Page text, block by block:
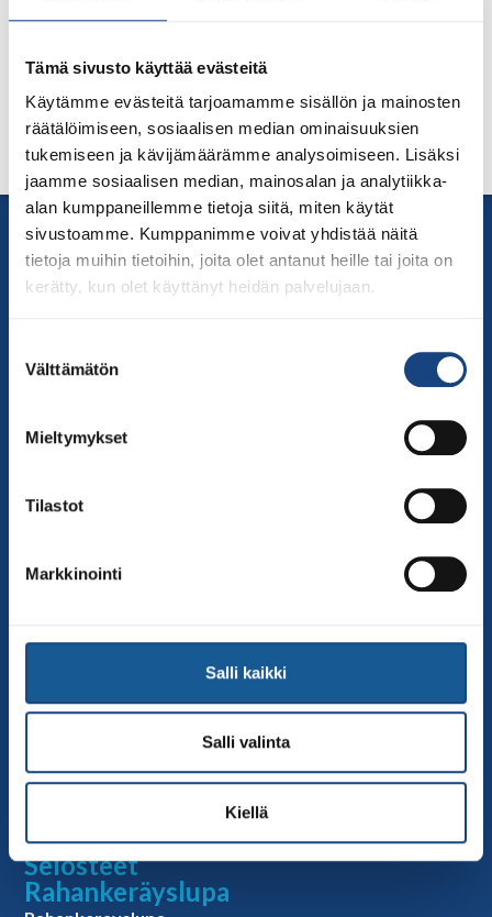
Tämä sivusto käyttää evästeitä
Käytämme evästeitä tarjoamamme sisällön ja mainosten
räätälöimiseen, sosiaalisen median ominaisuuksien
tukemiseen ja kävijämäärämme analysoimiseen. Lisäksi
jaamme sosiaalisen median, mainosalan ja analytiikka-
alan kumppaneillemme tietoja siitä, miten käytät
sivustoamme. Kumppanimme voivat yhdistää näitä
tietoja muihin tietoihin, joita olet antanut heille tai joita on
kerätty, kun olet käyttänyt heidän palvelujaan.
valinta
Välttämätön
Mieltymykset
Tilastot
Markkinointi
Salli kaikki
Salli valinta
Kiellä
Judoliiton Vyökoekomissio järjestää Graduoijan
pidetään dan-graduoinnin yhteydessä klo 11-18.
Lisätietoa ja ilmoittautuminen Suomisportissatäällä.
Yhteystiedot
Suomen Judoliitto
Olympiastadion
Kumppanit
Tapahtumakalenteri
Linkkejä
Judoliiton uutiset
Materiaalit
Judoliiton vanhat sivut
Selosteet
Rahankeräyslupa